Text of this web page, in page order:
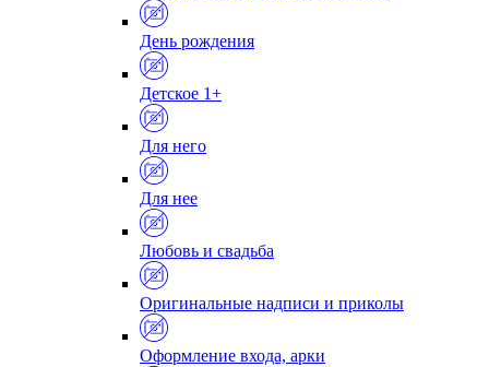
День рождения
Детское 1+
Для него
Для нее
Любовь и свадьба
Оригинальные надписи и приколы
Оформление входа, арки